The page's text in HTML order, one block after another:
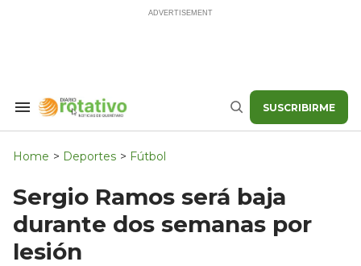
Search
Navigation
Buscar SUSCRIBIRME
Home > Deportes > Fútbol
Sergio Ramos será baja
durante dos semanas por
lesión